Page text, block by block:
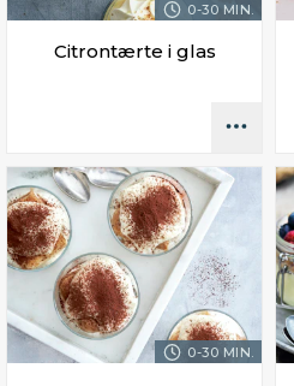
0-30 MIN.
Citrontærte i glas
0-30 MIN.